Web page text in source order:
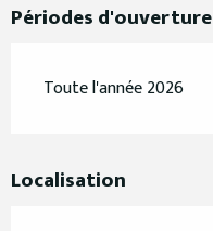
Périodes d'ouverture
Toute l'année 2026
Localisation